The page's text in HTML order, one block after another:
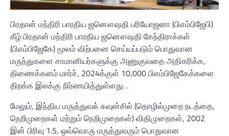
பிரதான் மந்திரி பாரதிய ஜனௌஷதி பரியோஜனா (பிஎம்பிஜேபி)
கீழ் பிரதான் மந்திரி பாரதிய ஜனௌஷதி கேந்திராக்கள்
(பிஎம்பிஜேகே) மூலம் விற்பனை செய்யப்படும் பொதுவான
மருந்துகளை சாமானியர்களுக்கு அணுகுவதை அதிகரிக்க,
திணைக்களம் மார்ச், 2024க்குள் 10,000 பிஎம்பிஜேகேக்களை
திறக்க இலக்கு நிர்ணயித்துள்ளது. .
மேலும், இந்திய மருத்துவக் கவுன்சில் (தொழில்முறை நடத்தை,
நெறிமுறைகள் மற்றும் நெறிமுறைகள்) விதிமுறைகள், 2002
இன் பிரிவு 1.5, ஒவ்வொரு மருத்துவரும் பொதுவான